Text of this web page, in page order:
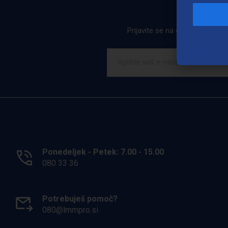
Prijavite se na e-novice. Ob
Ponedeljek - Petek: 7.00 - 15.00
080 33 36
Potrebuješ pomoč?
080@lmmpro.si